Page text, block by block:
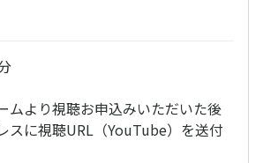
ムより視聴お申込みいただいた後
スに視聴URL（YouTube）を送付